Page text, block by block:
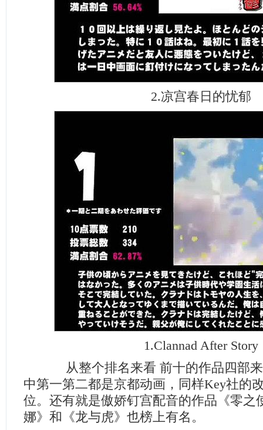
2.凉宫春日的忧郁
1.Clannad After Story
从整个排名来看 前十的作品四部来
中第一第二都是京都动画，同样Key社的
位。还有就是傲娇钉宫配音的作品《零之
娜》和《龙与虎》也榜上有名。